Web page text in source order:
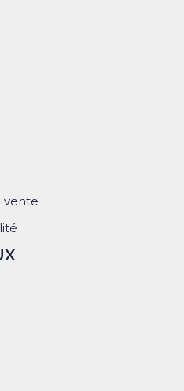
vente